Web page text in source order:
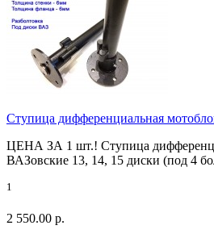
Ступица дифференциальная
ЦЕНА ЗА 1 шт.! Ступица
ВАЗовские 13, 14, 15 диски (под 4
1
2 550.00 р.